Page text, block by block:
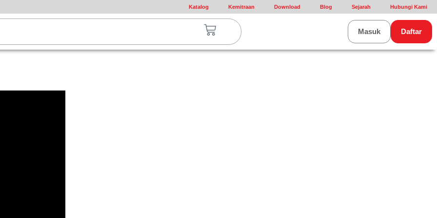
Katalog Kemitraan Download Blog Sejarah Hubungi Kami
Cart Daftar
Masuk